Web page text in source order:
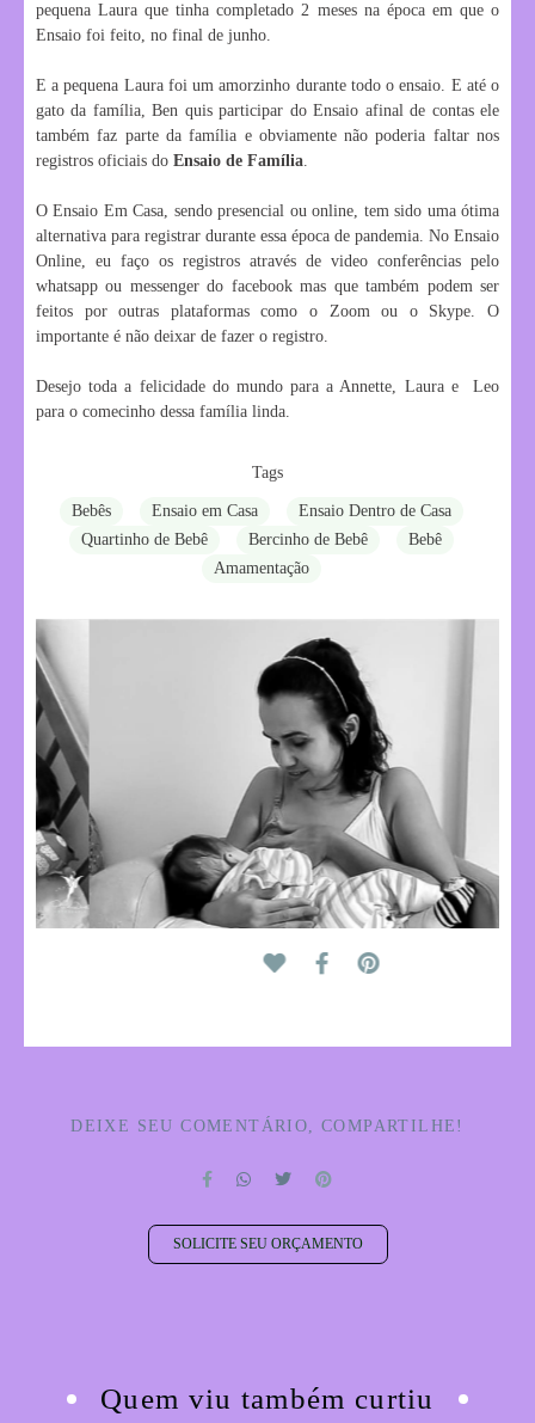
pequena Laura que tinha completado 2 meses na época em que o
Ensaio foi feito, no final de junho.
E a pequena Laura foi um amorzinho durante todo o ensaio. E até o
gato da família, Ben quis participar do Ensaio afinal de contas ele
também faz parte da família e obviamente não poderia faltar nos
registros oficiais do Ensaio de Família.
O Ensaio Em Casa, sendo presencial ou online, tem sido uma ótima
alternativa para registrar durante essa época de pandemia. No Ensaio
Online, eu faço os registros através de video conferências pelo
whatsapp ou messenger do facebook mas que também podem ser
feitos por outras plataformas como o Zoom ou o Skype. O
importante é não deixar de fazer o registro.
Desejo toda a felicidade do mundo para a Annette, Laura e Leo
para o comecinho dessa família linda.
Tags
Bebês Ensaio em Casa
Ensaio Dentro de Casa
Quartinho de Bebê
Bercinho de Bebê
Bebê
Amamentação
DEIXE SEU COMENTÁRIO, COMPARTILHE!
SOLICITE SEU ORÇAMENTO
Quem viu também curtiu